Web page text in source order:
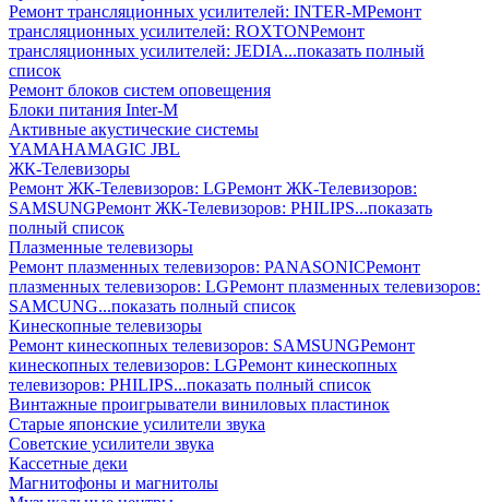
Ремонт трансляционных усилителей: INTER-MРемонт
трансляционных усилителей: ROXTONРемонт
трансляционных усилителей: JEDIA...показать полный
список
Ремонт блоков систем оповещения
Блоки питания Inter-M
Активные акустические системы
YAMAHAMAGIC JBL
ЖК-Телевизоры
Ремонт ЖК-Телевизоров: LGРемонт ЖК-Телевизоров:
SAMSUNGРемонт ЖК-Телевизоров: PHILIPS...показать
полный список
Плазменные телевизоры
Ремонт плазменных телевизоров: PANASONICРемонт
плазменных телевизоров: LGРемонт плазменных телевизоров:
SAMCUNG...показать полный список
Кинескопные телевизоры
Ремонт кинескопных телевизоров: SAMSUNGРемонт
кинескопных телевизоров: LGРемонт кинескопных
телевизоров: PHILIPS...показать полный список
Винтажные проигрыватели виниловых пластинок
Старые японские усилители звука
Советские усилители звука
Кассетные деки
Магнитофоны и магнитолы